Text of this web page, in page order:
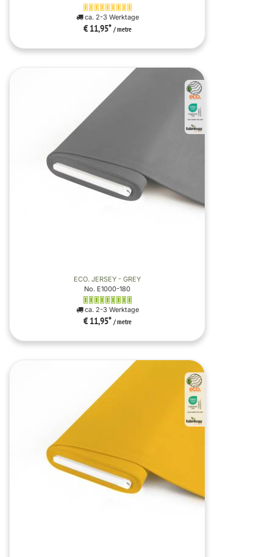
ca. 2-3 Werktage
€ 11,95* / metre
ECO. JERSEY - GREY
No. E1000-180
ca. 2-3 Werktage
€ 11,95* / metre